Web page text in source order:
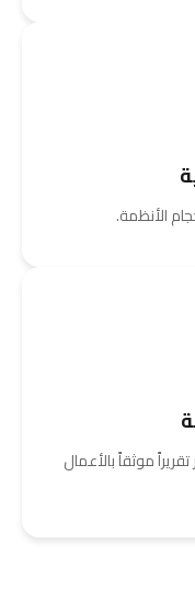
الأنظمة.
موثقاً بالأعمال